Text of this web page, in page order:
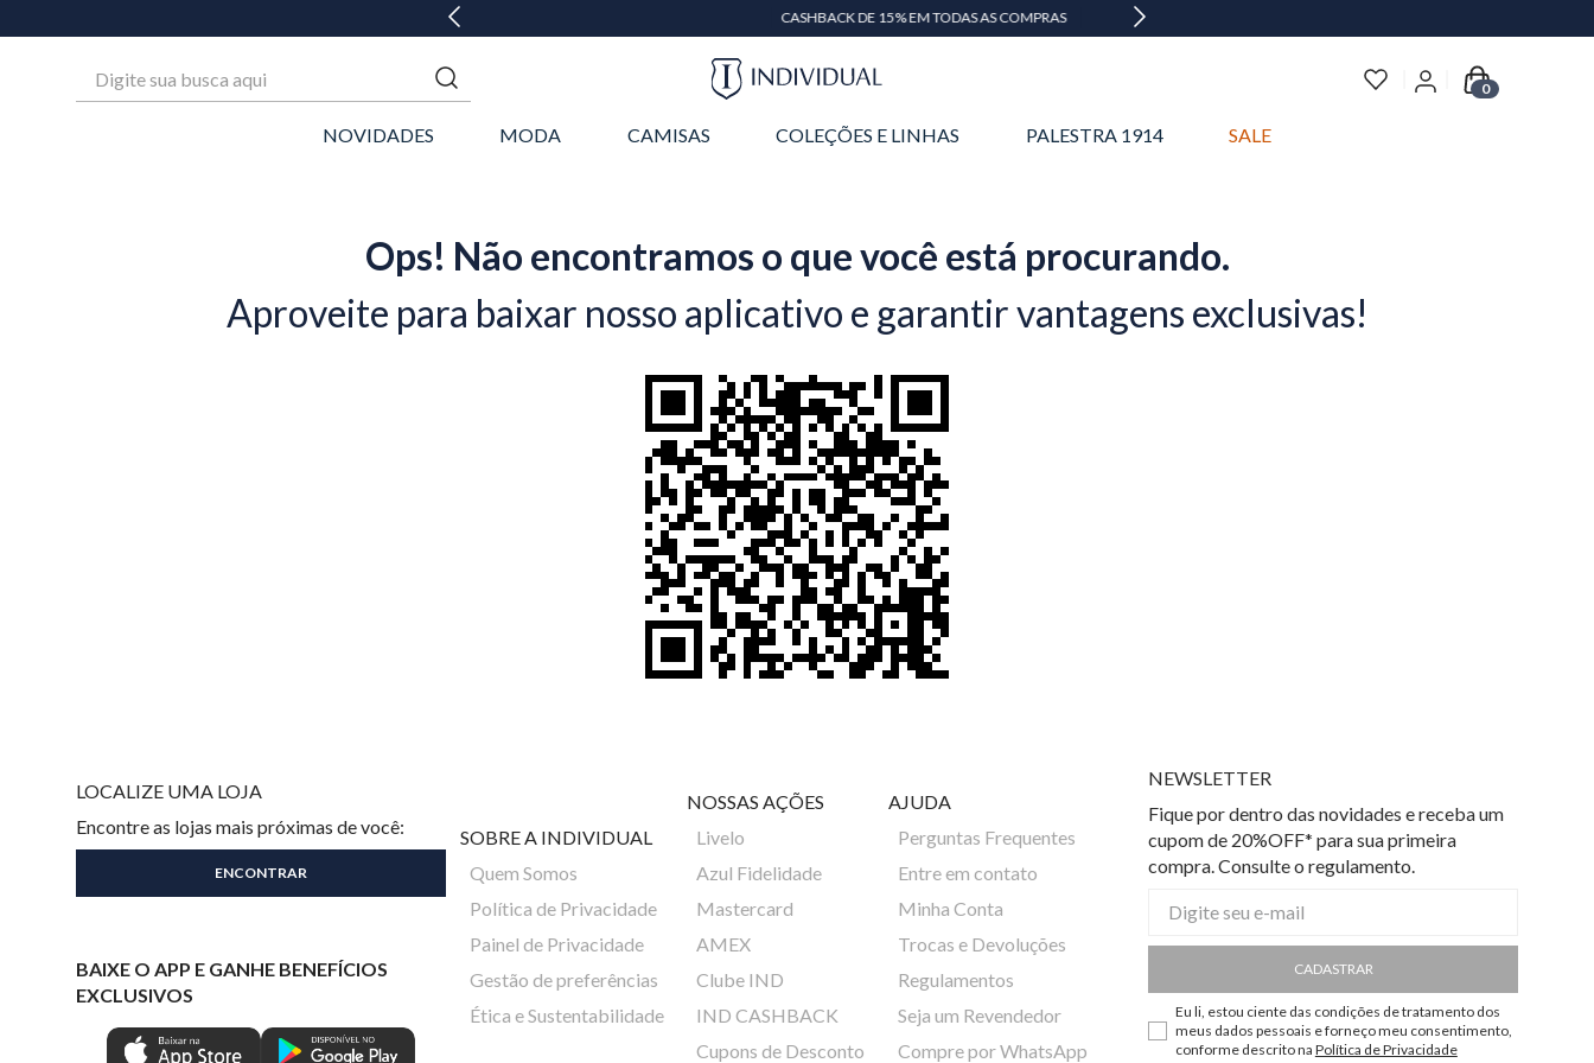
CASHBACK DE 15% EM TODAS AS COMPRAS
0
NOVIDADES MODA CAMISAS COLEÇÕES E LINHAS PALESTRA 1914 SALE
Ops! Não encontramos o que você está procurando.
Aproveite para baixar nosso aplicativo e garantir vantagens exclusivas!
LOCALIZE UMA LOJA
Encontre as lojas mais próximas de você:
BAIXE O APP E GANHE BENEFÍCIOS
EXCLUSIVOS
SOBRE A INDIVIDUAL
Quem Somos
Política de Privacidade
Painel de Privacidade
Gestão de preferências
Ética e Sustentabilidade
NOSSAS AÇÕES
Livelo
Azul Fidelidade
Mastercard
AMEX
Clube IND
IND CASHBACK
Cupons de Desconto
AJUDA
Perguntas Frequentes
Entre em contato
Minha Conta
Trocas e Devoluções
Regulamentos
Seja um Revendedor
Compre por WhatsApp
NEWSLETTER
Fique por dentro das novidades e receba um
cupom de 20%OFF* para sua primeira
compra. Consulte o regulamento.
CADASTRAR
Eu li, estou ciente das condições de tratamento dos
meus dados pessoais e forneço meu consentimento,
conforme descrito na Política de Privacidade